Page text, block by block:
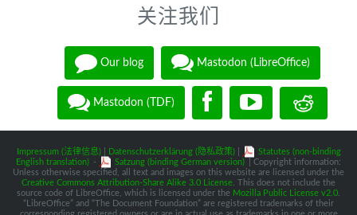
关注我们
Our blog Mastodon (LibreOffice)
Mastodon (TDF)
Impressum (法律信息)| Datenschutzerklärung (隐私政策)|
Statutes (non-binding
English translation) - Satzung (binding German version)
| Copyright information:
Unless otherwise specified, all text and images on this website are licensed under the
Creative Commons Attribution-Share Alike 3.0 License . This does not include the
source code of LibreOffice, which is licensed under the Mozilla Public License v2.0
“LibreOffice” and “The Document Foundation” are registered trademarks of their